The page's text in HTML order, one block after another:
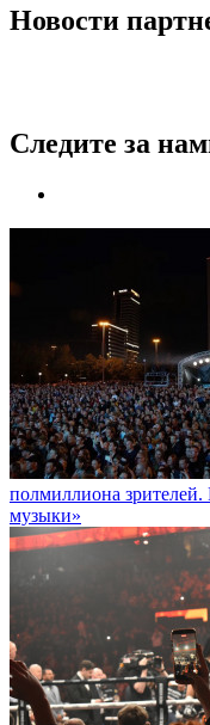
Новости
Следите за
полмиллиона
музыки»